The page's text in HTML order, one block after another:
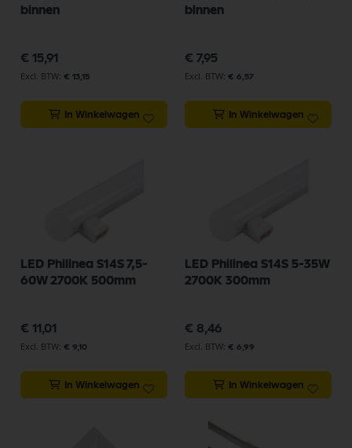
binnen
€ 15,91
€ 13,15
In Winkelwagen
binnen
€ 7,95
€ 6,57
In Winkelwagen
LED Philinea S14S 7,5-
60W 2700K 500mm
€ 11,01
€ 9,10
In Winkelwagen
LED Philinea S14S 5-35W
2700K 300mm
€ 8,46
€ 6,99
In Winkelwagen